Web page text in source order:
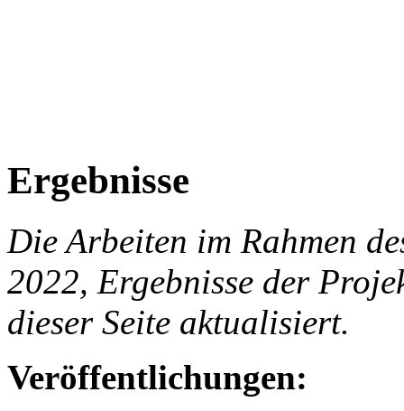
Ergebnisse
Die Arbeiten im Rahmen
2022, Ergebnisse der
dieser Seite aktualisiert.
Veröffentlichungen: